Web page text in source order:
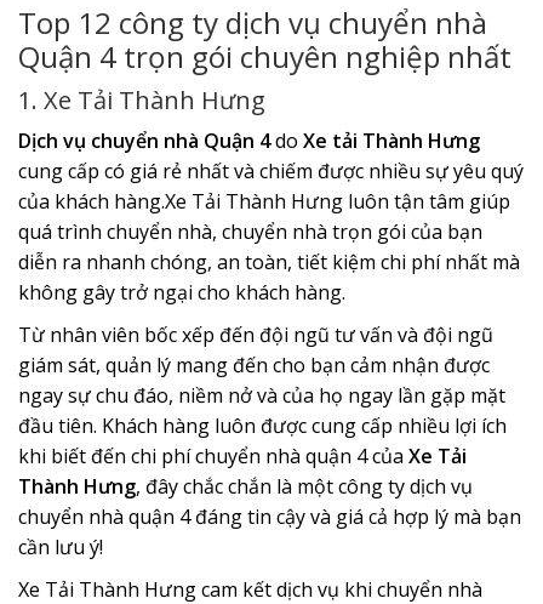
Top 12 công ty dịch vụ chuyển nhà
Quận 4 trọn gói chuyên nghiệp nhất
1. Xe Tải Thành Hưng
Dịch vụ chuyển nhà Quận 4do Xe tải Thành Hưng
cung cấp có giá rẻ nhất và chiếm được nhiều sự yêu quý
của khách hàng.Xe Tải Thành Hưng luôn tận tâm giúp
quá trình chuyển nhà, chuyển nhà trọn gói của bạn
diễn ra nhanh chóng, an toàn, tiết kiệm chi phí nhất mà
không gây trở ngại cho khách hàng.
Từ nhân viên bốc xếp đến đội ngũ tư vấn và đội ngũ
giám sát, quản lý mang đến cho bạn cảm nhận được
ngay sự chu đáo, niềm nở và của họ ngay lần gặp mặt
đầu tiên. Khách hàng luôn được cung cấp nhiều lợi ích
khi biết đến chi phí chuyển nhà quận 4 của Xe Tải
Thành Hưng, đây chắc chắn là một công ty dịch vụ
chuyển nhà quận 4 đáng tin cậy và giá cả hợp lý mà bạn
cần lưu ý!
Xe Tải Thành Hưng cam kết dịch vụ khi chuyển nhà